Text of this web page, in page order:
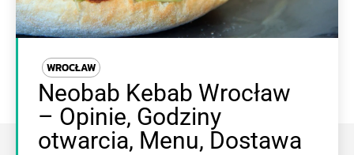
WROCŁAW
Neobab Kebab Wrocław
– Opinie, Godziny
otwarcia, Menu, Dostawa